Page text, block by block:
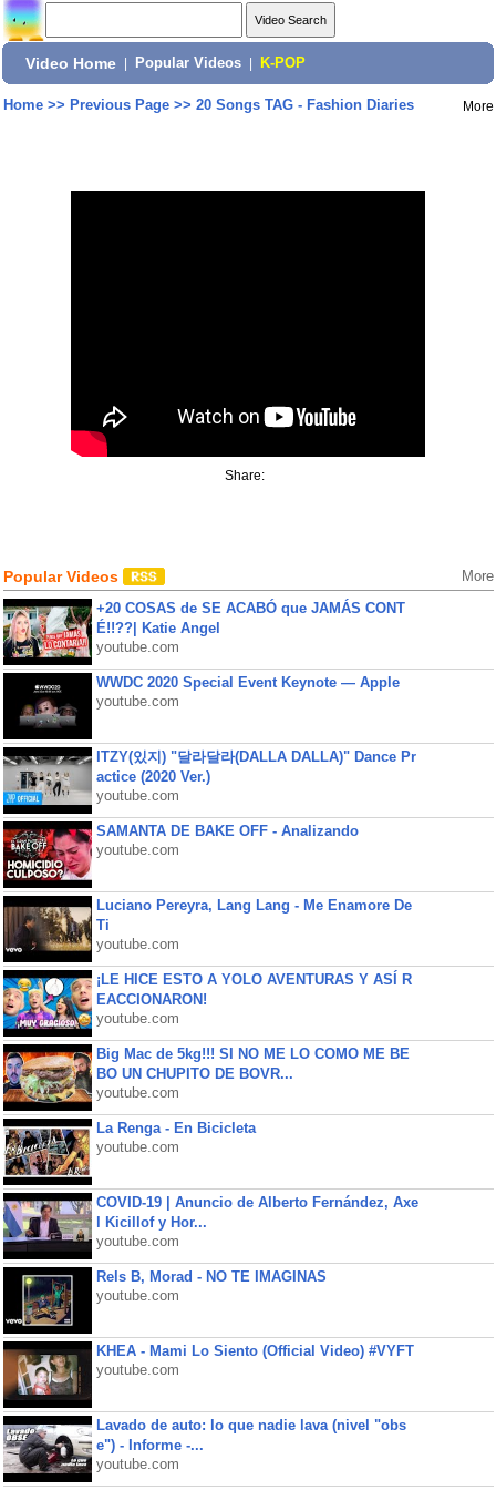
Video Home Popular Videos K-POP
Home>> Previous Page>> 20 Songs TAG - Fashion Diaries More
Share:
Popular Videos More
+20 COSAS de SE ACABÓ que JAMÁS CONT
É!!??| Katie Angel
youtube.com
WWDC 2020 Special Event Keynote — Apple
youtube.com
ITZY(있지) "달라달라(DALLA DALLA)" Dance Pr
actice (2020 Ver.)
youtube.com
SAMANTA DE BAKE OFF - Analizando
youtube.com
Luciano Pereyra, Lang Lang - Me Enamore De
Ti
youtube.com
¡LE HICE ESTO A YOLO AVENTURAS Y ASÍ R
EACCIONARON!
youtube.com
Big Mac de 5kg!!! SI NO ME LO COMO ME BE
BO UN CHUPITO DE BOVR...
youtube.com
La Renga - En Bicicleta
youtube.com
COVID-19 | Anuncio de Alberto Fernández, Axe
l Kicillof y Hor...
youtube.com
Rels B, Morad - NO TE IMAGINAS
youtube.com
KHEA - Mami Lo Siento (Official Video) #VYFT
youtube.com
Lavado de auto: lo que nadie lava (nivel "obs
e") - Informe -...
youtube.com